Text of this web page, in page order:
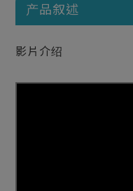
产品叙述
影片介绍